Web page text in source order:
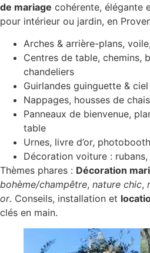
de mariage cohérente, élégante
pour intérieur ou jardin, en
Arches & arrière-plans,
Centres de table, chemins,
chandeliers
Guirlandes guinguette &
Nappages, housses de
Panneaux de bienvenue,
table
Urnes, livre d’or,
Décoration voiture :
Thèmes phares : Décoration
bohème/champêtre, nature chic,
or. Conseils, installation et
clés en main.